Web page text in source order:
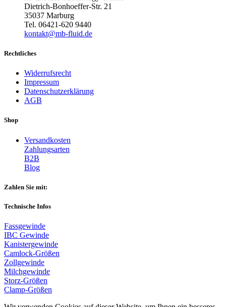
Dietrich-Bonhoeffer-Str. 21
35037 Marburg
Tel. 06421-620 9440
kontakt@mb-fluid.de
Rechtliches
Widerrufsrecht
Impressum
Datenschutzerklärung
AGB
Shop
Versandkosten
Zahlungsarten
B2B
Blog
Zahlen Sie mit:
Technische Infos
Fassgewinde
IBC Gewinde
Kanistergewinde
Camlock-Größen
Zollgewinde
Milchgewinde
Storz-Größen
Clamp-Größen